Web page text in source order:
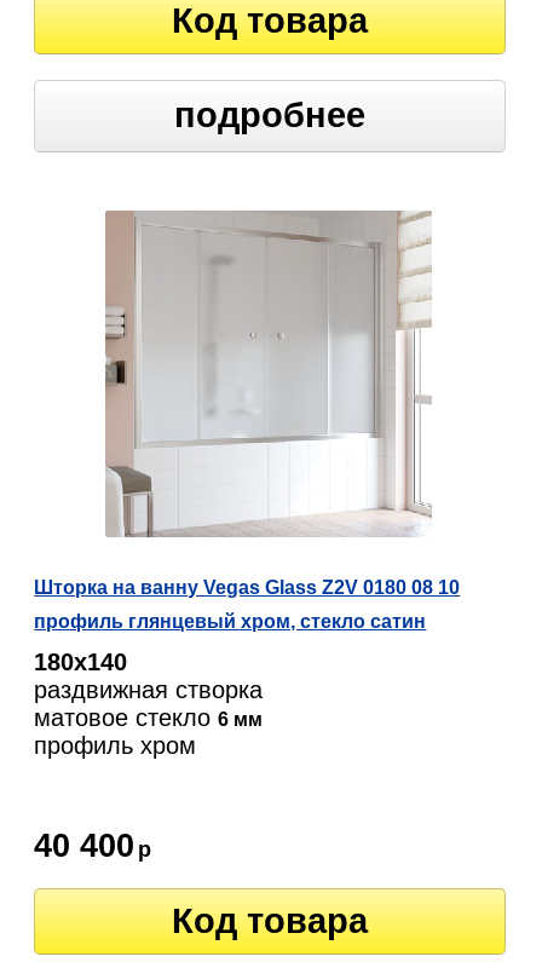
Код товара
подробнее
Шторка на ванну Vegas Glass Z2V 0180 08 10
профиль глянцевый хром, стекло сатин
180х140
раздвижная створка
матовое стекло6 мм
профиль хром
40 400 р
Код товара